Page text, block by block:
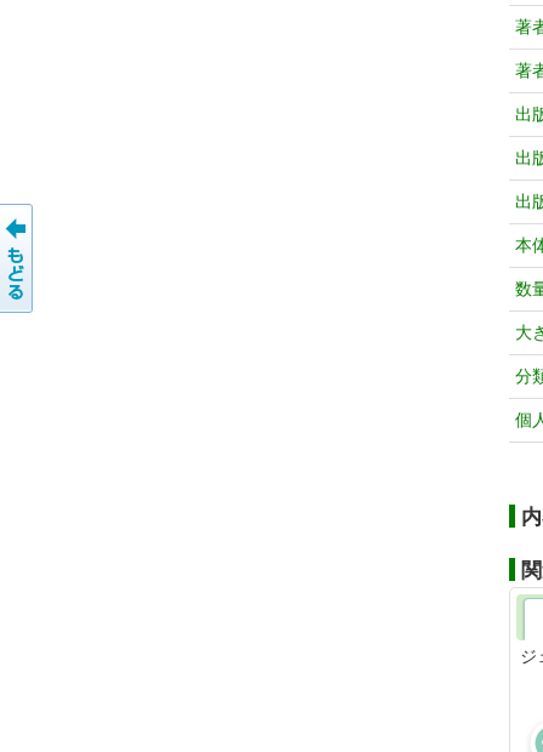
著
著
出
出
出
本
数
大
分
個
ジ